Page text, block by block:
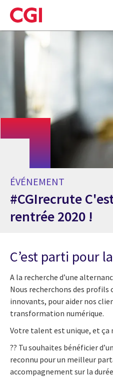
Skip
to
main
content
ÉVÉNEMENT
#CGIrecrute
rentrée 2020 !
C’est parti pour
A la recherche d’une
Nous recherchons des profils
innovants, pour aider nos
transformation numérique.
Votre talent est unique, et ça
?‍? Tu souhaites bénéficier
reconnu pour un meilleur
accompagnement sur la